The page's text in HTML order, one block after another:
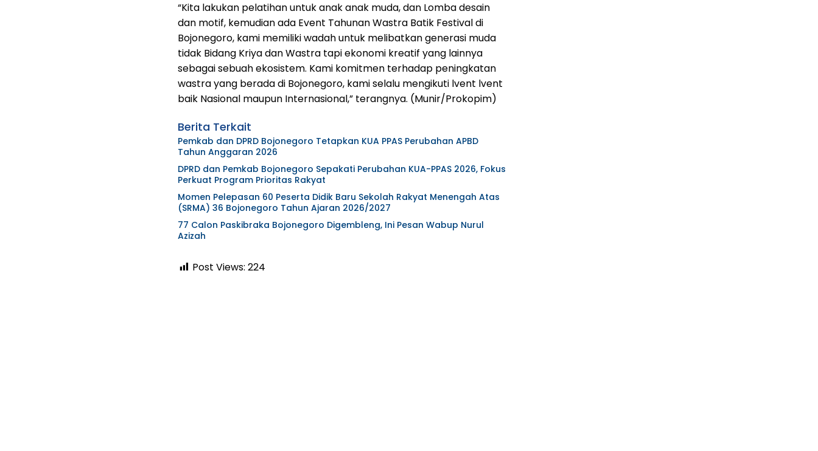
“Kita lakukan pelatihan untuk anak anak muda, dan Lomba desain
dan motif, kemudian ada Event Tahunan Wastra Batik Festival di
Bojonegoro, kami memiliki wadah untuk melibatkan generasi muda
tidak Bidang Kriya dan Wastra tapi ekonomi kreatif yang lainnya
sebagai sebuah ekosistem. Kami komitmen terhadap peningkatan
wastra yang berada di Bojonegoro, kami selalu mengikuti lvent lvent
baik Nasional maupun Internasional,” terangnya. (Munir/Prokopim)
Berita Terkait
Pemkab dan DPRD Bojonegoro Tetapkan KUA PPAS Perubahan APBD
Tahun Anggaran 2026
DPRD dan Pemkab Bojonegoro Sepakati Perubahan KUA-PPAS 2026, Fokus
Perkuat Program Prioritas Rakyat
Momen Pelepasan 60 Peserta Didik Baru Sekolah Rakyat Menengah Atas
(SRMA) 36 Bojonegoro Tahun Ajaran 2026/2027
77 Calon Paskibraka Bojonegoro Digembleng, Ini Pesan Wabup Nurul
Azizah
Post Views: 224